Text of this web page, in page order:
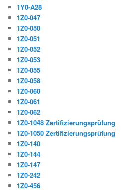
1Y0-A28
1Z0-047
1Z0-050
1Z0-051
1Z0-052
1Z0-053
1Z0-055
1Z0-058
1Z0-060
1Z0-061
1Z0-062
1Z0-1048 Zertifizierungsprüfung
1Z0-1050 Zertifizierungsprüfung
1Z0-140
1Z0-144
1Z0-147
1Z0-242
1Z0-456